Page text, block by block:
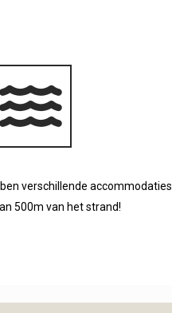
verschillende accommodaties
500m van het strand!